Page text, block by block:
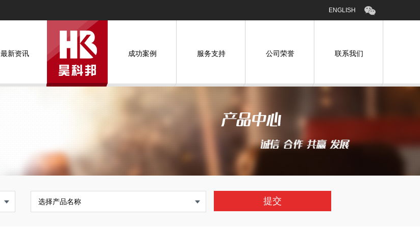
ENGLISH
最新资讯 成功案例 服务支持 公司荣誉 联系我们
选择产品名称